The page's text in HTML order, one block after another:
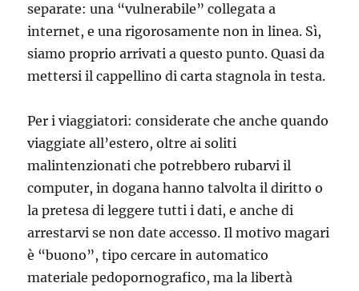
separate: una “vulnerabile” collegata a
internet, e una rigorosamente non in linea. Sì,
siamo proprio arrivati a questo punto. Quasi da
mettersi il cappellino di carta stagnola in testa.
Per i viaggiatori: considerate che anche quando
viaggiate all’estero, oltre ai soliti
malintenzionati che potrebbero rubarvi il
computer, in dogana hanno talvolta il diritto o
la pretesa di leggere tutti i dati, e anche di
arrestarvi se non date accesso. Il motivo magari
è “buono”, tipo cercare in automatico
materiale pedopornografico, ma la libertà